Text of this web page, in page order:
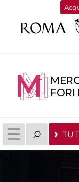
FORI